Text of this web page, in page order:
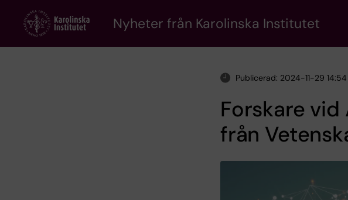
content
Nyheter från Karolinska Institutet
Publicerad: 2024-11-29
Forskare vid
från